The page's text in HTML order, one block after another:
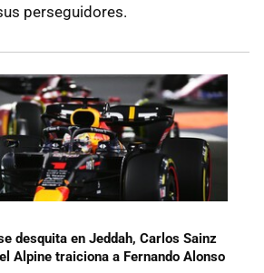
perseguidores.
desquita en Jeddah, Carlos Sainz
Alpine traiciona a Fernando Alonso